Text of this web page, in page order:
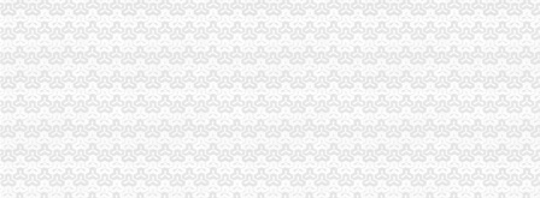
昆山代账公司,昆山代账,昆山代理记账,昆山代理做账,花桥代
芜湖财务代账公司找安诚代账会计张维欢为您代办新公司执照-安徽芜
沈代账会计_代办营业执照注册_沈代账公司_沈瑞亚会计服务有
【南京代账公司】-代理记帐-南京赶集网
渝中区重庆天地
重庆渝中区的重庆天地除了琳琅,还有哪些地方可以接办宴？_搜
重庆市渝中区人民
【图】邻解放碑洪崖洞重庆天地北欧简约大床房_渝中区短租公寓_途家